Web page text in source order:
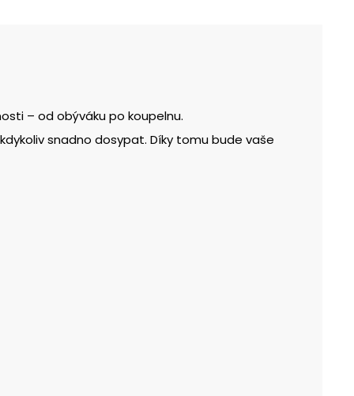
– od obýváku po koupelnu.
snadno dosypat. Díky tomu bude vaše